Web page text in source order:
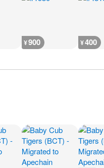
¥900 ¥400